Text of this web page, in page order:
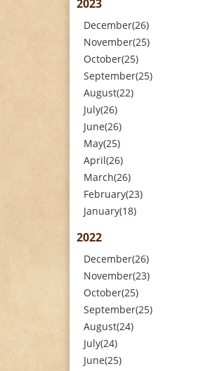
2023
December(26)
November(25)
October(25)
September(25)
August(22)
July(26)
June(26)
May(25)
April(26)
March(26)
February(23)
January(18)
2022
December(26)
November(23)
October(25)
September(25)
August(24)
July(24)
June(25)